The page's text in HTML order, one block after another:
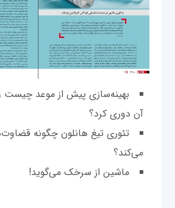
بهینه‌سازی پیش از موعد چیست
آن دوری کرد؟
تئوری تیغ هانلون چگونه
می‌کند؟
ماشین از سرخک می‌گوید!